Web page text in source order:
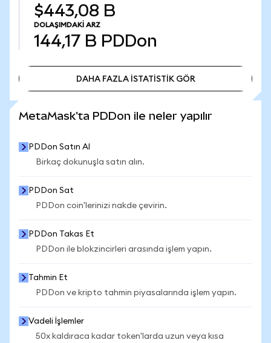
$443,08 B
DOLAŞIMDAKI ARZ
144,17 B PDDon
DAHA FAZLA İSTATİSTİK GÖR
MetaMask'ta PDDon ile neler yapılır
PDDon Satın Al
Birkaç dokunuşla satın alın.
PDDon Sat
PDDon coin'lerinizi nakde çevirin.
PDDon Takas Et
PDDon ile blokzincirleri arasında işlem yapın.
Tahmin Et
PDDon ve kripto tahmin piyasalarında işlem yapın.
Vadeli İşlemler
50x kaldıraca kadar token'larda uzun veya kısa